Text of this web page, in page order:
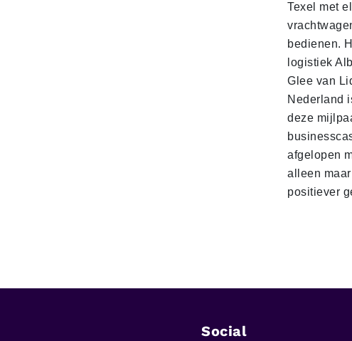
Texel met
bedienen.
logistiek
Glee van
Nederland
deze
afgelopen
alleen maar
positiever
Social